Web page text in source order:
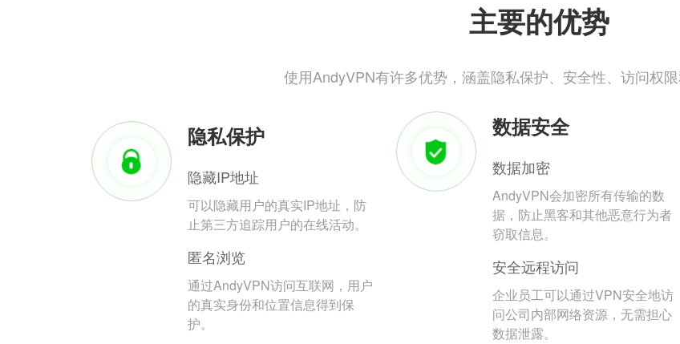
主要的优势
使用AndyVPN有许多优势，涵盖隐私保护、安全性、访问权
隐私保护
隐藏IP地址
可以隐藏用户的真实IP地址，防
止第三方追踪用户的在线活动。
匿名浏览
通过AndyVPN访问互联网，用户
的真实身份和位置信息得到保
护。
数据安全
数据加密
AndyVPN会加密所有传输的数
据，防止黑客和其他恶意行为者
窃取信息。
安全远程访问
企业员工可以通过VPN安全地访
问公司内部网络资源，无需担心
数据泄露。